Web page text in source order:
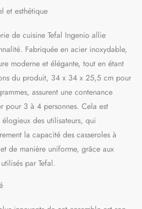
longévité optimale de vos
INDICATEUR DE
DEMARRAGE DE CUISSON
: l’innovation Thermo-Signal
change de couleur quand
vous pouvez démarrer la
parfaite à chaque usage
ACIER INOXYDABLE
GARANTI 5 ANS :
performances et une fiabilité
durables, découvrez un
produit de qualité
supérieure avec un design
et esthétique
de cuisine Tefal Ingenio allie
Fabriquée en acier inoxydable,
moderne et élégante, tout en étant
du produit, 34 x 34 x 25,5 cm pour
assurent une contenance
pour 3 à 4 personnes. Cela est
des utilisateurs, qui
la capacité des casseroles à
de manière uniforme, grâce aux
par Tefal.